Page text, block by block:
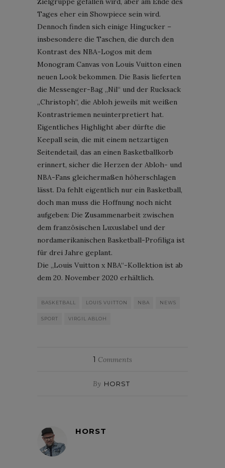
Tages eher ein Showpiece sein wird.
Dennoch finden sich einige Hingucker –
insbesondere die Taschen, die durch den
Kontrast des NBA-Logos mit dem
Monogram Canvas von Louis Vuitton einen
neuen Look bekommen. Die Basis lieferten
die Messenger-Bag „Nil“ und der Rucksack
„Christoph“, die Abloh jeweils mit weißen
Kontrastriemen neuinterpretiert hat.
Eigentliches Highlight aber dürfte die
Keepall sein, die mit einem netzartigen
Seitendetail, das an einen Basketballkorb
erinnert, sicher die Herzen der Abloh- und
NBA-Fans gleichermaßen höherschlagen
lässt. Da fehlt eigentlich nur ein Basketball,
doch man muss die Hoffnung noch nicht
aufgeben: Die Zusammenarbeit zwischen
dem französischen Luxuslabel und der
nordamerikanischen Basketball-Profiliga ist
für drei Jahre geplant.
Die „Louis Vuitton x NBA“-Kollektion ist ab
dem 20. November 2020 erhältlich.
BASKETBALL LOUIS VUITTON NBA NEWS
SPORT VIRGIL ABLOH
1 Comments
By HORST
HORST